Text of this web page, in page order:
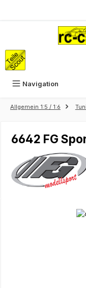
Navigation
Allgemein 1:5 / 1:6
6642 FG
Bildergalerie